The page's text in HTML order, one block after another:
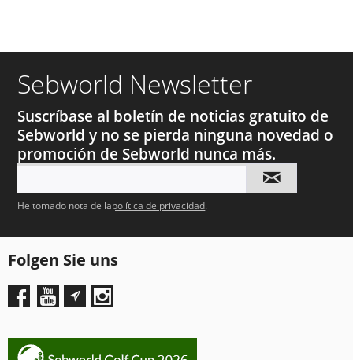
Sebworld Newsletter
Suscríbase al boletín de noticias gratuito de
Sebworld y no se pierda ninguna novedad o
promoción de Sebworld nunca más.
He tomado nota de lapolítica de privacidad.
Folgen Sie uns